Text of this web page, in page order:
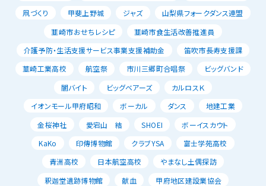
凧づくり
甲斐上野城 ジャズ
山梨県フォークダンス連盟
韮崎市おせちレシピ
韮崎市食生活改善推進員
介護予防・生活支援サービス事業支援補助金
笛吹市長寿支援課
韮崎工業高校
航空祭 市川三郷町合唱祭
ビッグバンド
闇バイト
ビッグベアーズ
カルロスＫ
イオンモール甲府昭和
ボーカル ダンス
地建工業
金桜神社
愛宕山 結 SHOEI
ボーイスカウト
KaKo
印傳博物館 クラブYSA
富士学苑高校
青洲高校
日本航空高校
やまなし土偶探訪
釈迦堂遺跡博物館
献血
甲府地区建設業協会